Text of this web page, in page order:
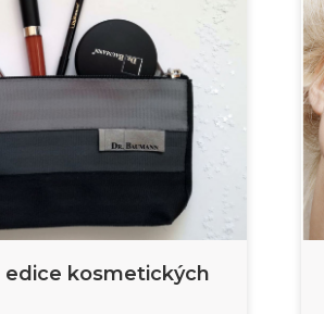
edice kosmetických